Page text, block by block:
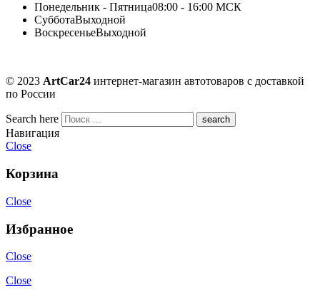
Понедельник - Пятница08:00 - 16:00 МСК
СубботаВыходной
ВоскресеньеВыходной
© 2023 ArtCar24 интернет-магазин автотоваров с доставкой
по России
Search here
Навигация
Close
Корзина
Close
Избранное
Close
Close